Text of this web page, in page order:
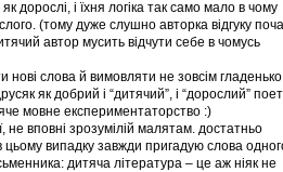
дорослі, і їхня логіка так само мало в чому
(тому дуже слушно авторка відгуку
автор мусить відчути себе в чомусь
нові слова й вимовляти не зовсім гладенько
як добрий і “дитячий”, і “дорослий”
мовне експериментаторство :)
не вповні зрозумілій малятам. достатньо
цьому випадку завжди пригадую слова
дитяча література – це аж ніяк не